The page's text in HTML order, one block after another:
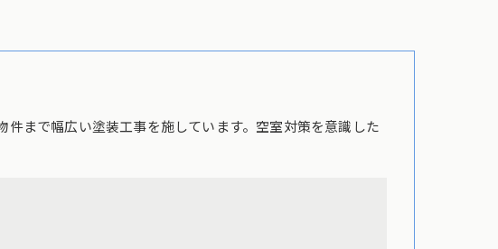
まで幅広い塗装工事を施しています。空室対策を意識した